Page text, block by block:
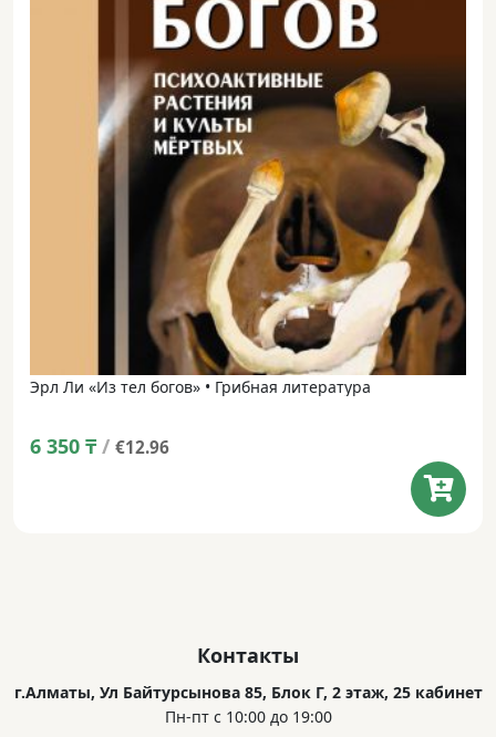
Эрл Ли «Из тел богов» • Грибная литература
6 350 ₸ / €12.96
Контакты
г.Алматы, Ул Байтурсынова 85, Блок Г, 2 этаж, 25 кабинет
Пн-пт с 10:00 до 19:00